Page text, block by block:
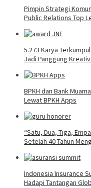
Pimpin Strategi
Public Relations Top
5.273 Karya
Jadi Panggung
BPKH dan Bank
Lewat BPKH Apps
“Satu, Dua, Tiga,
Setelah 40 Tahun
Indonesia Insurance
Hadapi Tantangan